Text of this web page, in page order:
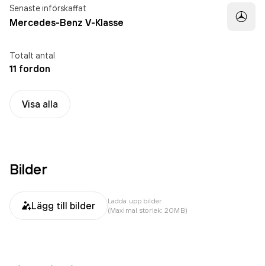
Senaste införskaffat
Mercedes-Benz V-Klasse
Totalt antal
11 fordon
Visa alla
Bilder
Lägg till bilder
Ladda upp bilder
(Maximal storlek: 20MB)